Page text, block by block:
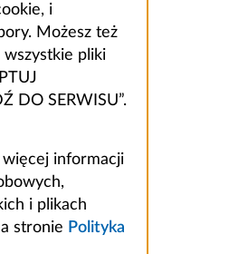
i
Możesz też
wszystkie pliki
DO SERWISU”.
informacji
i plikach
stronie Polityka